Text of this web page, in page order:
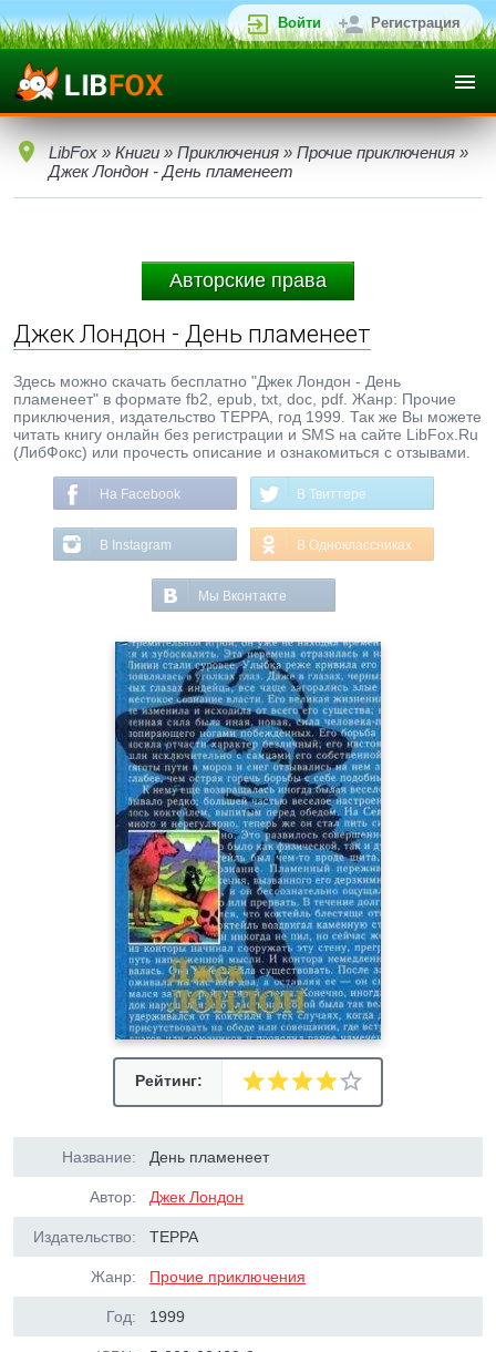
Войти Регистрация
LibFox » Книги » Приключения » Прочие приключения »
Джек Лондон - День пламенеет
Авторские права
Джек Лондон - День пламенеет
Здесь можно скачать бесплатно "Джек Лондон - День
пламенеет" в формате fb2, epub, txt, doc, pdf. Жанр: Прочие
приключения, издательство ТЕРРА, год 1999. Так же Вы можете
читать книгу онлайн без регистрации и SMS на сайте LibFox.Ru
(ЛибФокс) или прочесть описание и ознакомиться с отзывами.
На Facebook В Твиттере
В Instagram В Одноклассниках
Мы Вконтакте
Рейтинг:
Название: День пламенеет
Автор: Джек Лондон
Издательство: ТЕРРА
Жанр: Прочие приключения
Год: 1999